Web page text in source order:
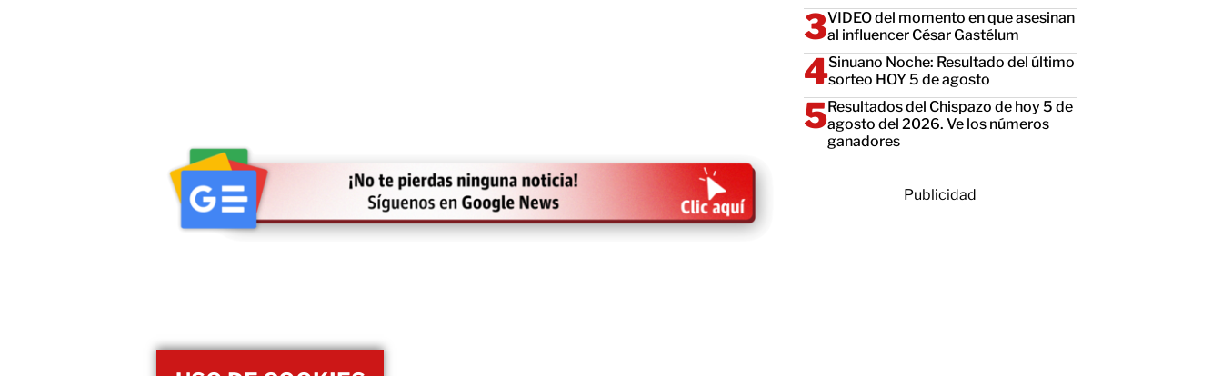
VIDEO del momento en que asesinan
al influencer César Gastélum
Sinuano Noche: Resultado del último
sorteo HOY 5 de agosto
Resultados del Chispazo de hoy 5 de
agosto del 2026. Ve los números
ganadores
Publicidad